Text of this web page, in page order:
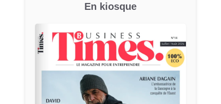
En kiosque